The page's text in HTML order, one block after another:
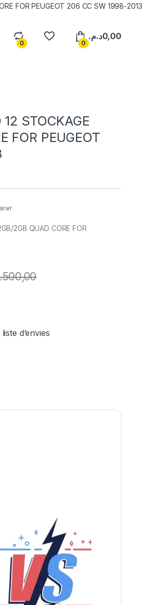
FOR PEUGEOT 206 CC SW 1998-2013
0 0
0,00د.م.
STOCKAGE
FOR PEUGEOT
2GB QUAD CORE FOR
d’envies